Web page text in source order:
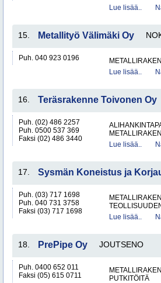
Lue lisää..
15. Metallityö Välimäki Oy
Puh. 040 923 0196
Lue lisää..
16. Teräsrakenne Toivonen Oy
Puh. (02) 486 2257
Puh. 0500 537 369
Faksi (02) 486 3440
Lue lisää..
17. Sysmän Koneistus ja
Puh. (03) 717 1698
Puh. 040 731 3758
Faksi (03) 717 1698
Lue lisää..
18. PrePipe Oy JOUTSENO
Puh. 0400 652 011
Faksi (05) 615 0711
PUTKITÖITÄ